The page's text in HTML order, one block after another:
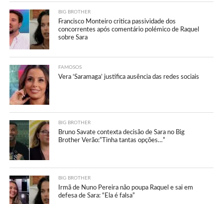
BIG BROTHER
Francisco Monteiro critica passividade dos
concorrentes após comentário polémico de Raquel
sobre Sara
FAMOSOS
Vera ‘Saramaga’ justifica ausência das redes sociais
BIG BROTHER
Bruno Savate contexta decisão de Sara no Big
Brother Verão:”Tinha tantas opções…”
BIG BROTHER
Irmã de Nuno Pereira não poupa Raquel e sai em
defesa de Sara: “Ela é falsa”